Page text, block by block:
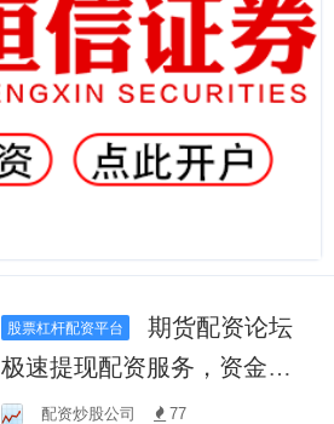
股票杠杆配资平台
期货配资论坛
极速提现配资服务，资金到
账快人一步，助您灵活掌控
配资炒股公司 77